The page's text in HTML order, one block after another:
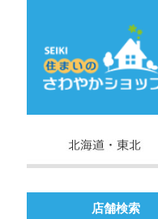
店舗検索